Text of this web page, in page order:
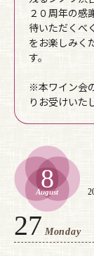
２０周年の感
待いただくべ
をお楽しみく
す。
※本ワイン会
りお受けいた
8
August
27 Monday